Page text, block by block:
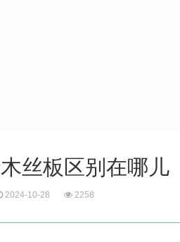
丝板区别在哪儿
2024-10-28 2258